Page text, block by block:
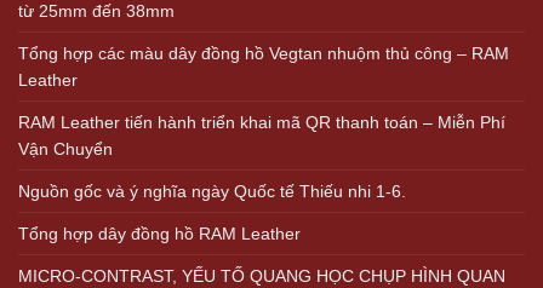
từ 25mm đến 38mm
Tổng hợp các màu dây đồng hồ Vegtan nhuộm thủ công – RAM
Leather
RAM Leather tiến hành triển khai mã QR thanh toán – Miễn Phí
Vận Chuyển
Nguồn gốc và ý nghĩa ngày Quốc tế Thiếu nhi 1-6.
Tổng hợp dây đồng hồ RAM Leather
MICRO-CONTRAST, YẾU TỐ QUANG HỌC CHỤP HÌNH QUAN